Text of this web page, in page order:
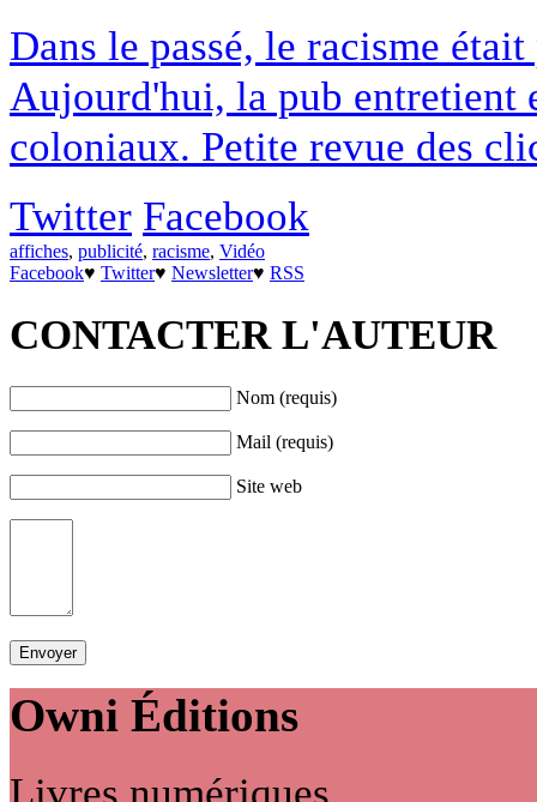
Dans le passé, le racisme
Aujourd'hui, la pub entretient
coloniaux. Petite revue des
Twitter Facebook
affiches, publicité, racisme, Vidéo
Facebook♥ Twitter♥ Newsletter♥ RSS
CONTACTER L'AUTEUR
Nom (requis)
Mail (requis)
Site web
Owni Éditions